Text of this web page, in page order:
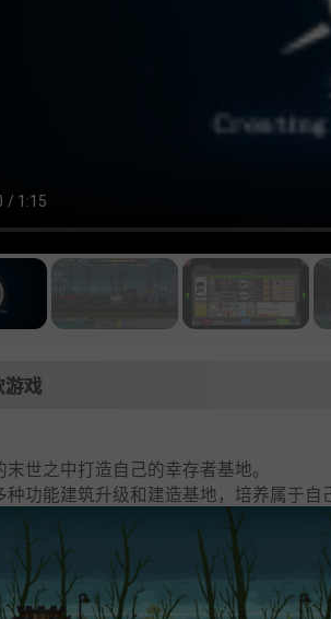
游戏
世之中打造自己的幸存者基地。
种功能建筑升级和建造基地，培养属于自